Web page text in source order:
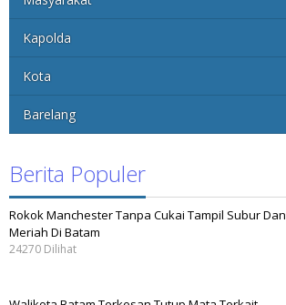
Kapolda
Kota
Barelang
Berita Populer
Rokok Manchester Tanpa Cukai Tampil Subur Dan
Meriah Di Batam
24270 Dilihat